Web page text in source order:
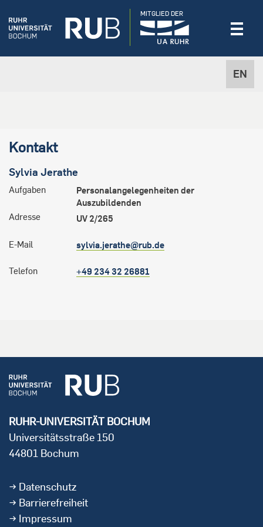
EN
MITGLIED DER
Kontakt
Sylvia Jerathe
Aufgaben
Personalangelegenheiten der
Auszubildenden
Adresse
UV 2/265
E-Mail sylvia.jerathe@rub.de
Telefon +49 234 32 26881
RUHR-UNIVERSITÄT BOCHUM
Universitätsstraße 150
44801 Bochum
Datenschutz
Barrierefreiheit
Impressum